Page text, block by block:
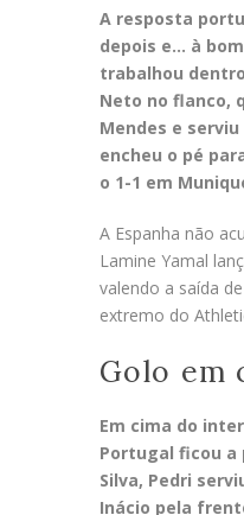
A resposta
depois e… à
trabalhou
Neto no flanco,
Mendes e
encheu o pé
o 1-1 em
A Espanha não
Lamine Yamal
valendo a saída
extremo do
Golo em
Em cima do
Portugal ficou a
Silva, Pedri
Inácio pela